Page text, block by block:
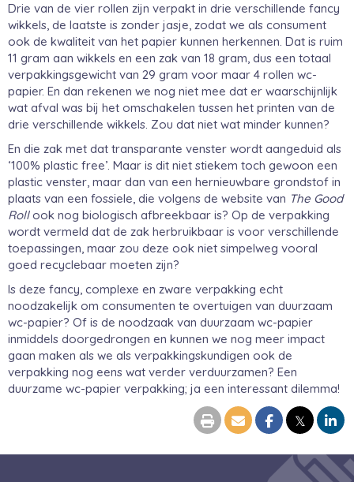
Drie van de vier rollen zijn verpakt in drie verschillende fancy
wikkels, de laatste is zonder jasje, zodat we als consument
ook de kwaliteit van het papier kunnen herkennen. Dat is ruim
11 gram aan wikkels en een zak van 18 gram, dus een totaal
verpakkingsgewicht van 29 gram voor maar 4 rollen wc-
papier. En dan rekenen we nog niet mee dat er waarschijnlijk
wat afval was bij het omschakelen tussen het printen van de
drie verschillende wikkels. Zou dat niet wat minder kunnen?
En die zak met dat transparante venster wordt aangeduid als
‘100% plastic free’. Maar is dit niet stiekem toch gewoon een
plastic venster, maar dan van een hernieuwbare grondstof in
plaats van een fossiele, die volgens de website van The Good
Rollook nog biologisch afbreekbaar is? Op de verpakking
wordt vermeld dat de zak herbruikbaar is voor verschillende
toepassingen, maar zou deze ook niet simpelweg vooral
goed recyclebaar moeten zijn?
Is deze fancy, complexe en zware verpakking echt
noodzakelijk om consumenten te overtuigen van duurzaam
wc-papier? Of is de noodzaak van duurzaam wc-papier
inmiddels doorgedrongen en kunnen we nog meer impact
gaan maken als we als verpakkingskundigen ook de
verpakking nog eens wat verder verduurzamen? Een
duurzame wc-papier verpakking; ja een interessant dilemma!
𝕏